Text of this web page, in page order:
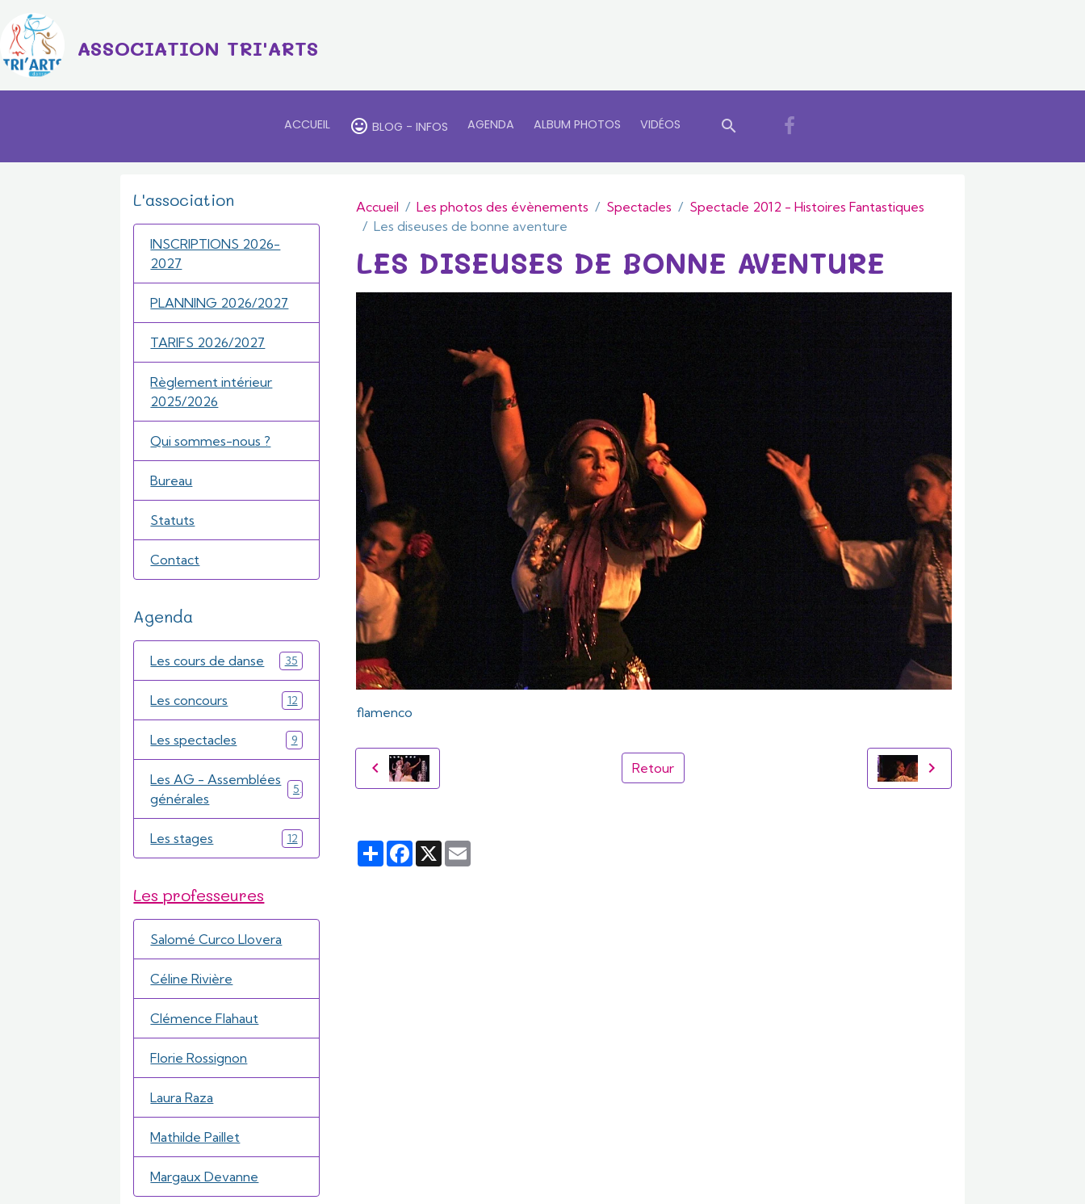
ASSOCIATION TRI'ARTS
ACCUEIL BLOG - INFOS AGENDA ALBUM PHOTOS VIDÉOS
Accueil Les photos des évènements Spectacles
Spectacle 2012 - Histoires Fantastiques
Les diseuses de bonne aventure
LES DISEUSES DE BONNE AVENTURE
flamenco
Retour
PartagerFacebook
X
L'association
INSCRIPTIONS 2026-
2027
PLANNING 2026/2027
TARIFS 2026/2027
Règlement intérieur
2025/2026
Qui sommes-nous ?
Bureau
Statuts
Contact
Agenda
Les cours de danse 35
Les concours 12
Les spectacles 9
Les AG - Assemblées
générales
5
Les stages 12
Les professeures
Salomé Curco Llovera
Céline Rivière
Clémence Flahaut
Florie Rossignon
Laura Raza
Mathilde Paillet
Margaux Devanne